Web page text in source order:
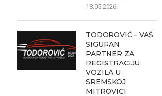
Zbog sportsko-
humanitarne manifestacije
8. avgusta zatvaranje više
pronađeno
18.05.2026.
TODOROVIĆ – VAŠ
SIGURAN
PARTNER ZA
REGISTRACIJU
VOZILA U
SREMSKOJ
MITROVICI